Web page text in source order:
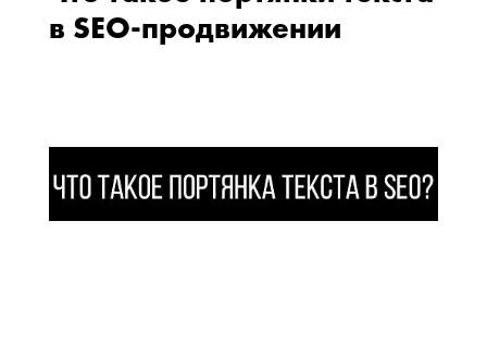
в SEO-продвижении